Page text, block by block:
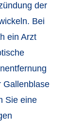
der
Bei
ein Arzt
Gallenblase
Sie eine